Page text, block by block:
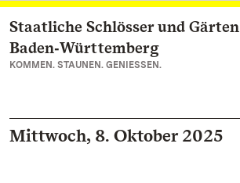
Zum Hauptinhalt springen
Staatliche Schlösser und Gärten
Baden‑Württemberg
KOMMEN. STAUNEN. GENIESSEN.
Mittwoch, 8. Oktober 2025